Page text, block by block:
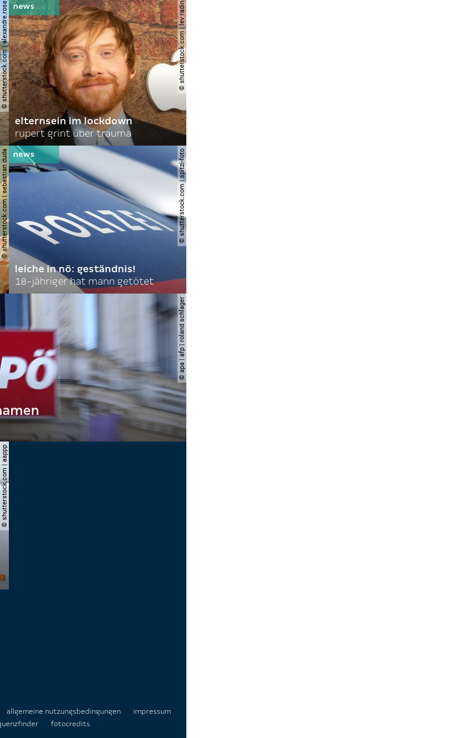
© shutterstock.com | alexandre.rosa © shutterstock.com | lev radin
elternsein im lockdown
rupert grint über trauma
© shutterstock.com | sebastian duda © shutterstock.com | spitzi-foto
leiche in nö: geständnis!
18-jähriger hat mann getötet
© apa | afp | roland schlager
© shutterstock.com | aappp
allgemeine nutzungsbedingungen
impressum
fotocredits